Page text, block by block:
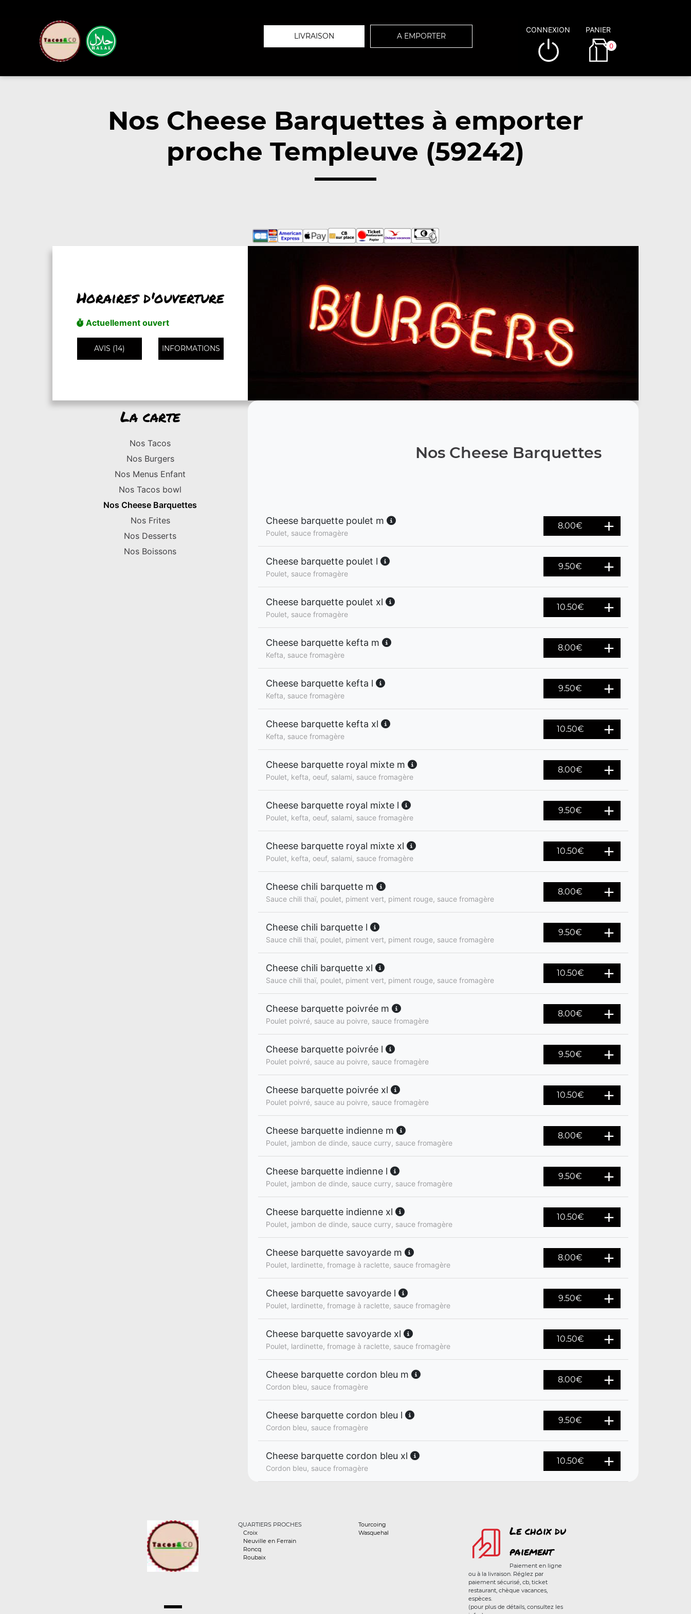
LIVRAISON A EMPORTER
CONNEXION PANIER
0
Nos Cheese Barquettes à emporter
proche Templeuve (59242)
Horaires d'ouverture
Actuellement ouvert
AVIS (14) INFORMATIONS
La carte
Nos Tacos
Nos Burgers
Nos Menus Enfant
Nos Tacos bowl
Nos Cheese Barquettes
Nos Frites
Nos Desserts
Nos Boissons
Nos Cheese Barquettes
Cheese barquette poulet m
Poulet, sauce fromagère
8.00€
Cheese barquette poulet l
Poulet, sauce fromagère
9.50€
Cheese barquette poulet xl
Poulet, sauce fromagère
10.50€
Cheese barquette kefta m
Kefta, sauce fromagère
8.00€
Cheese barquette kefta l
Kefta, sauce fromagère
9.50€
Cheese barquette kefta xl
Kefta, sauce fromagère
10.50€
Cheese barquette royal mixte m
Poulet, kefta, oeuf, salami, sauce fromagère
8.00€
Cheese barquette royal mixte l
Poulet, kefta, oeuf, salami, sauce fromagère
9.50€
Cheese barquette royal mixte xl
Poulet, kefta, oeuf, salami, sauce fromagère
10.50€
Cheese chili barquette m
Sauce chili thaï, poulet, piment vert, piment rouge, sauce fromagère
8.00€
Cheese chili barquette l
Sauce chili thaï, poulet, piment vert, piment rouge, sauce fromagère
9.50€
Cheese chili barquette xl
Sauce chili thaï, poulet, piment vert, piment rouge, sauce fromagère
10.50€
Cheese barquette poivrée m
Poulet poivré, sauce au poivre, sauce fromagère
8.00€
Cheese barquette poivrée l
Poulet poivré, sauce au poivre, sauce fromagère
9.50€
Cheese barquette poivrée xl
Poulet poivré, sauce au poivre, sauce fromagère
10.50€
Cheese barquette indienne m
Poulet, jambon de dinde, sauce curry, sauce fromagère
8.00€
Cheese barquette indienne l
Poulet, jambon de dinde, sauce curry, sauce fromagère
9.50€
Cheese barquette indienne xl
Poulet, jambon de dinde, sauce curry, sauce fromagère
10.50€
Cheese barquette savoyarde m
Poulet, lardinette, fromage à raclette, sauce fromagère
8.00€
Cheese barquette savoyarde l
Poulet, lardinette, fromage à raclette, sauce fromagère
9.50€
Cheese barquette savoyarde xl
Poulet, lardinette, fromage à raclette, sauce fromagère
10.50€
Cheese barquette cordon bleu m
Cordon bleu, sauce fromagère
8.00€
Cheese barquette cordon bleu l
Cordon bleu, sauce fromagère
9.50€
Cheese barquette cordon bleu xl
Cordon bleu, sauce fromagère
10.50€
QUARTIERS PROCHES
Croix
Neuville en Ferrain
Roncq
Roubaix
Tourcoing
Wasquehal
Le choix du
paiement
Paiement en ligne
ou à la livraison. Réglez par
paiement sécurisé, cb, ticket
restaurant, chèque vacances,
espèces.
(pour plus de détails, consultez les